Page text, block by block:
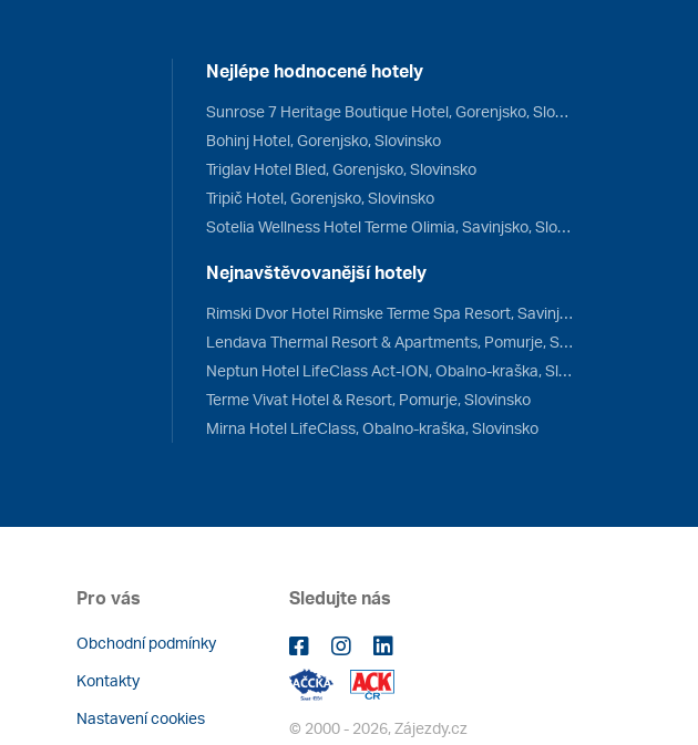
Nejlépe hodnocené hotely
Sunrose 7 Heritage Boutique Hotel, Gorenjsko, Slovinsko
Bohinj Hotel, Gorenjsko, Slovinsko
Triglav Hotel Bled, Gorenjsko, Slovinsko
Tripič Hotel, Gorenjsko, Slovinsko
Sotelia Wellness Hotel Terme Olimia, Savinjsko, Slovinsko
Nejnavštěvovanější hotely
Rimski Dvor Hotel Rimske Terme Spa Resort, Savinjsko, Slovinsko
Lendava Thermal Resort & Apartments, Pomurje, Slovinsko
Neptun Hotel LifeClass Act-ION, Obalno-kraška, Slovinsko
Terme Vivat Hotel & Resort, Pomurje, Slovinsko
Mirna Hotel LifeClass, Obalno-kraška, Slovinsko
Pro vás
Obchodní podmínky
Kontakty
Nastavení cookies
Sledujte nás
© 2000 - 2026, Zájezdy.cz